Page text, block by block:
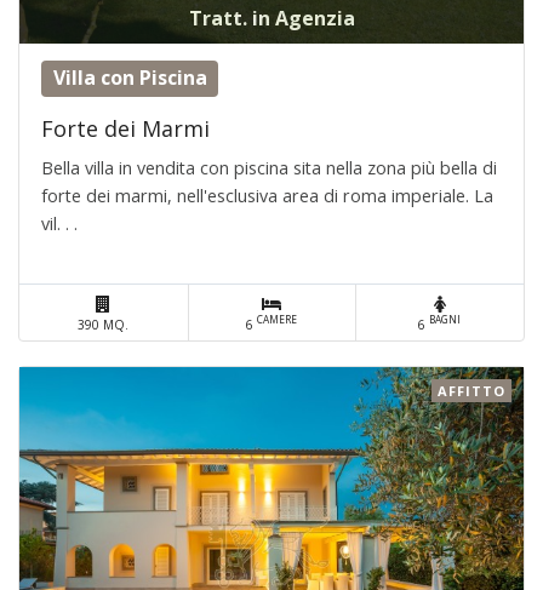
Tratt. in Agenzia
Villa con Piscina
Forte dei Marmi
Bella villa in vendita con piscina sita nella zona più bella di
forte dei marmi, nell'esclusiva area di roma imperiale. La
vil. . .
390 MQ. 6CAMERE 6 BAGNI
AFFITTO